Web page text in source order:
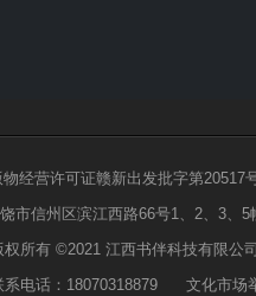
物经营许可证赣新出发批字第20517
市信州区滨江西路66号1、2、3、5
权所有 ©2021 江西书伴科技有限公
系电话：18070318879 文化市场